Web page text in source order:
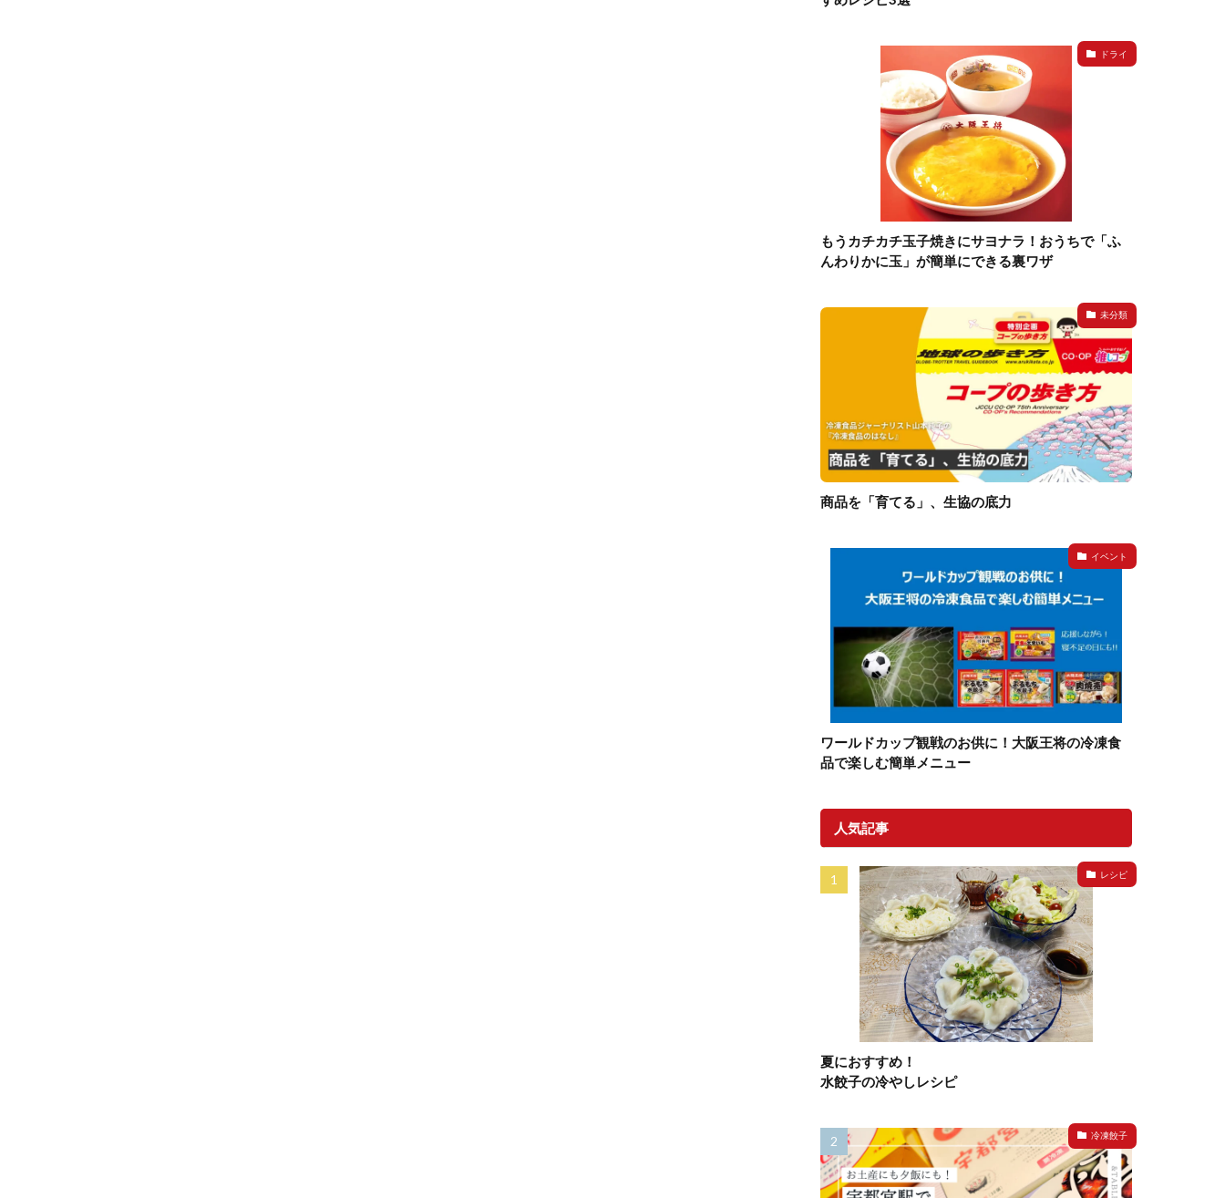
ドライ
もうカチカチ玉子焼きにサヨナラ！おうちで「ふ
んわりかに玉」が簡単にできる裏ワザ
未分類
商品を「育てる」、生協の底力
イベント
ワールドカップ観戦のお供に！大阪王将の冷凍食
品で楽しむ簡単メニュー
人気記事
レシピ
夏におすすめ！
水餃子の冷やしレシピ
冷凍餃子